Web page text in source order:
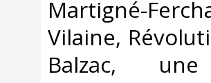
Martigné-
Vilaine,
Balzac,